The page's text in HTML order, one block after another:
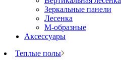
Зеркальные панели
Лесенка
М-образные
Аксессуары
Теплые полы